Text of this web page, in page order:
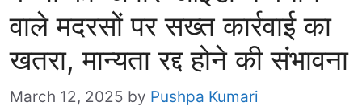
वाले मदरसों पर सख्त कार्रवाई का
खतरा, मान्यता रद्द होने की संभावना
March 12, 2025 by Pushpa Kumari